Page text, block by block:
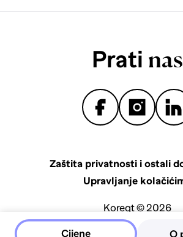
Cijene
Prati nas
Zaštita privatnosti i ostali
Upravljanje
Koreqt © 2026